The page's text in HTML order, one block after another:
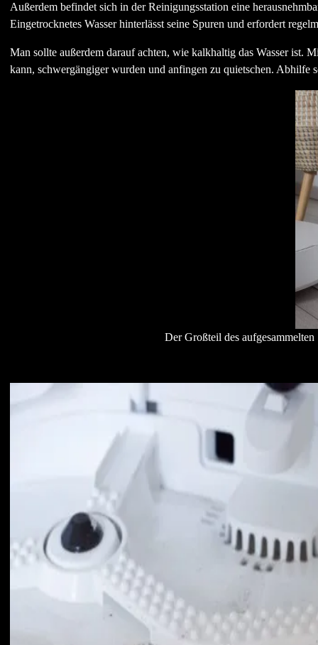
Außerdem befindet sich in der Reinigungsstation eine
Eingetrocknetes Wasser hinterlässt seine Spuren und erfordert
Man sollte außerdem darauf achten, wie kalkhaltig das Wasser ist.
kann, schwergängiger wurden und anfingen zu quietschen. Abhilfe
Der Großteil des